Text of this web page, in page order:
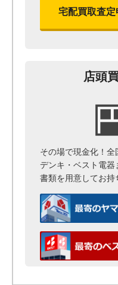
宅配買取査定
店頭
その場で現金化！
デンキ・ベスト電器
書類を用意してお持